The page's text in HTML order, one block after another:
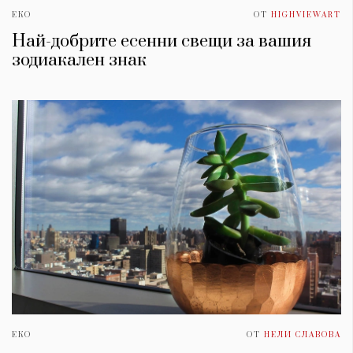
ЕКО ОТ HIGHVIEWART
Най-добрите есенни свещи за вашия
зодиакален знак
ЕКО ОТ НЕЛИ СЛАВОВА